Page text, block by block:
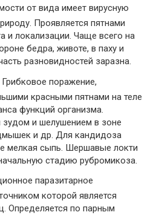
от вида имеет вирусную
Проявляется пятнами
и локализации. Чаще всего на
бедра, животе, в паху и
разновидностей заразна.
поражение,
красными пятнами на теле
функций организма.
зудом и шелушением в зоне
и др. Для кандидоза
мелкая сыпь. Шершавые локти
стадию рубромикоза.
паразитарное
которой является
Определяется по парным